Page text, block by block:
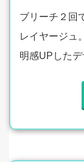
ブリーチ２回
レイヤージュ
明感UPした